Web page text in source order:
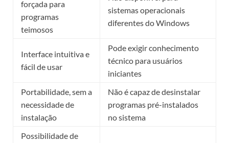
forçada para
programas
teimosos
sistemas operacionais
diferentes do Windows
Interface intuitiva e
fácil de usar
Pode exigir conhecimento
técnico para usuários
iniciantes
Portabilidade, sem a
necessidade de
instalação
Não é capaz de desinstalar
programas pré-instalados
no sistema
Possibilidade de